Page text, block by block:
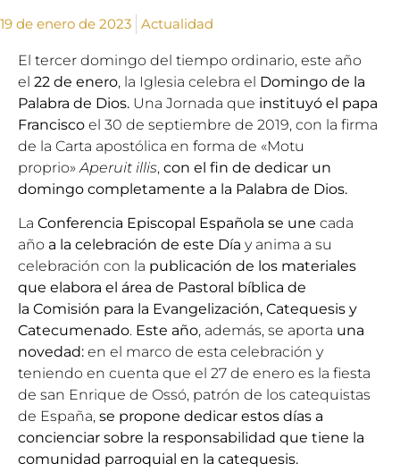
19 de enero de 2023 Actualidad
El tercer domingo del tiempo ordinario, este año
el 22 de enero, la Iglesia celebra el Domingo de la
Palabra de Dios. Una Jornada que instituyó el papa
Francisco el 30 de septiembre de 2019, con la firma
de la Carta apostólica en forma de «Motu
proprio»Aperuit illis, con el fin de dedicar un
domingo completamente a la Palabra de Dios.
La Conferencia Episcopal Española se une cada
año a la celebración de este Día y anima a su
celebración con la publicación de los materiales
que elabora el área de Pastoral bíblica de
la Comisión para la Evangelización, Catequesis y
Catecumenado. Este año, además, se aporta una
novedad: en el marco de esta celebración y
teniendo en cuenta que el 27 de enero es la fiesta
de san Enrique de Ossó, patrón de los catequistas
de España, se propone dedicar estos días a
concienciar sobre la responsabilidad que tiene la
comunidad parroquial en la catequesis.